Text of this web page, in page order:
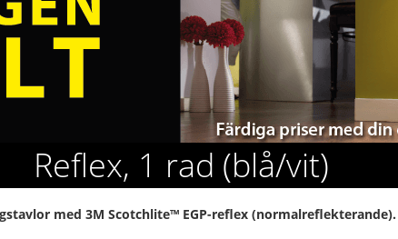
Reflex, 1 rad (blå/vit)
med 3M Scotchlite™ EGP-reflex (normalreflekterande).